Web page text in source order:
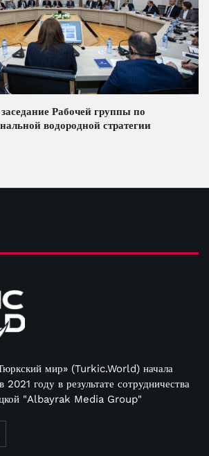
Рабочей группы по
водородной стратегии
мир» (Turkic.World) начала
2021 году в результате сотрудничества
"Albayrak Media Group"